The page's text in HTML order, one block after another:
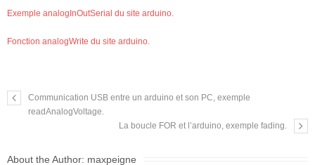
Exemple analogInOutSerial du site arduino.
Fonction analogWrite du site arduino.
Communication USB entre un arduino et son PC, exemple
readAnalogVoltage.
La boucle FOR et l’arduino, exemple fading.
About the Author: maxpeigne